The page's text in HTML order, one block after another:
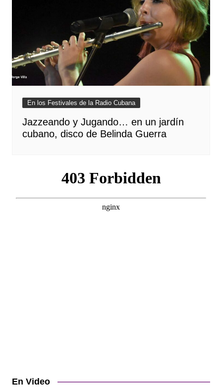
En los Festivales de la Radio Cubana
Jazzeando y Jugando… en un jardín
cubano, disco de Belinda Guerra
En Video